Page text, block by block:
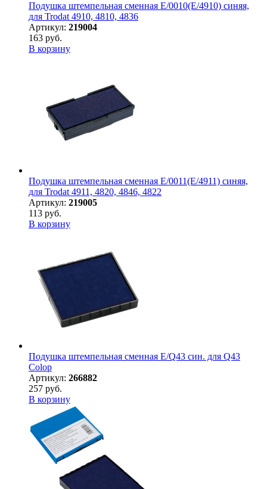
Подушка штемпельная сменная E/0010(E/4910) синяя,
для Trodat 4910, 4810, 4836
Артикул: 219004
163 руб.
В корзину
Подушка штемпельная сменная E/0011(E/4911) синяя,
для Trodat 4911, 4820, 4846, 4822
Артикул: 219005
113 руб.
В корзину
Подушка штемпельная сменная E/Q43 син. для Q43
Colop
Артикул: 266882
257 руб.
В корзину